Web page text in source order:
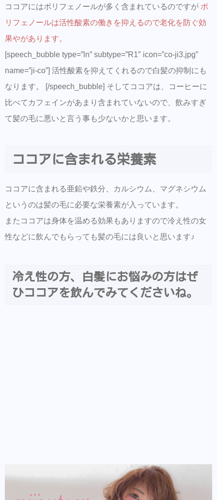
ココアにはポリフェノールが多く含まれているのですが ポ
リフェノールは活性酸素の働きを抑えるので老化を防ぐ効
果やがあります。
[speech_bubble type=”ln” subtype=”R1″ icon=”co-ji3.jpg”
name=”ji-co”] 活性酸素を抑えてくれるので白髪の抑制にも
なります。 [/speech_bubble] そしてココアは、コーヒーに
比べてカフェインがあまり含まれていないので、飲みすぎ
て髪の毛に悪いと言う事も少ないかと思います。
ココアに含まれる栄養素
ココアに含まれる亜鉛や鉄分、カルシウム、マグネシウム
というのは髪の毛に必要な栄養素が入っています。
またココアは身体を温める効果もありますので冷え性の女
性などに飲んでもらっても髪の毛には良いと思います♪
冷え性の方、白髪にお悩みの方はぜ
ひココアを飲んでみてくださいね。